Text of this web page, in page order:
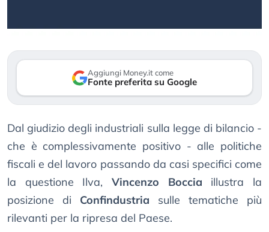
Aggiungi Money.it come
Fonte preferita su Google
Dal giudizio degli industriali sulla legge di bilancio -
che è complessivamente positivo - alle politiche
fiscali e del lavoro passando da casi specifici come
la questione Ilva, Vincenzo Boccia illustra la
posizione di Confindustria sulle tematiche più
rilevanti per la ripresa del Paese.